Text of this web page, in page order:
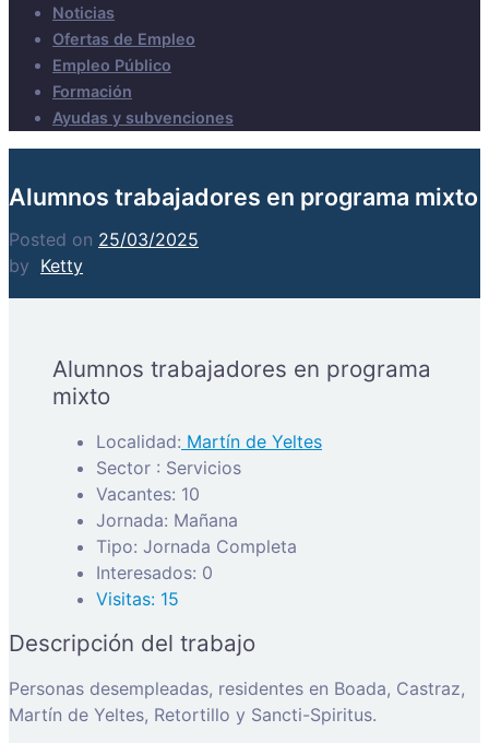
Noticias
Ofertas de Empleo
Empleo Público
Formación
Ayudas y subvenciones
Alumnos trabajadores en programa mixto
Posted on 25/03/2025
by Ketty
Alumnos trabajadores en programa
mixto
Localidad: Martín de Yeltes
Sector : Servicios
Vacantes: 10
Jornada: Mañana
Tipo: Jornada Completa
Interesados: 0
Visitas: 15
Descripción del trabajo
Personas desempleadas, residentes en Boada, Castraz,
Martín de Yeltes, Retortillo y Sancti-Spiritus.